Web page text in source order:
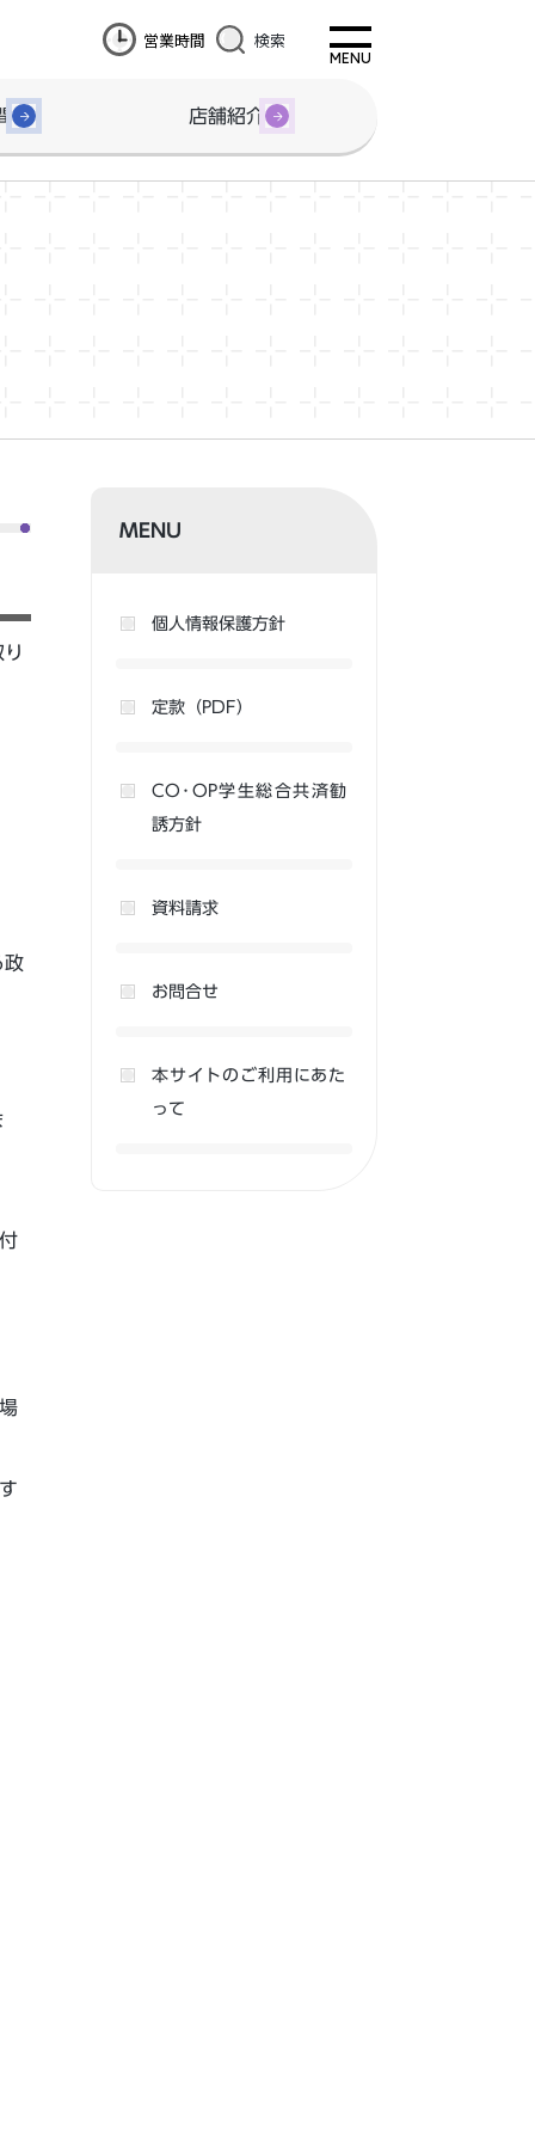
営業時間 検索
店舗紹介
政
MENU
個人情報保護方針
定款（PDF）
CO･OP学生総合共済勧
誘方針
資料請求
お問合せ
本サイトのご利用にあた
って